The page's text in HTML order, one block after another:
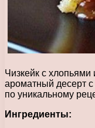
Чизкейк с
ароматный десерт
по уникальному
Ингредиенты: